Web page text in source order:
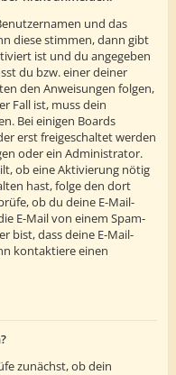
und das
diese stimmen, dann gibt
ist und du angegeben
du bzw. einer deiner
den Anweisungen folgen,
Fall ist, muss dein
Bei einigen Boards
erst freigeschaltet werden
oder ein Administrator.
ob eine Aktivierung nötig
hast, folge den dort
ob du deine E-Mail-
E-Mail von einem Spam-
bist, dass deine E-Mail-
kontaktiere einen
zunächst, ob dein